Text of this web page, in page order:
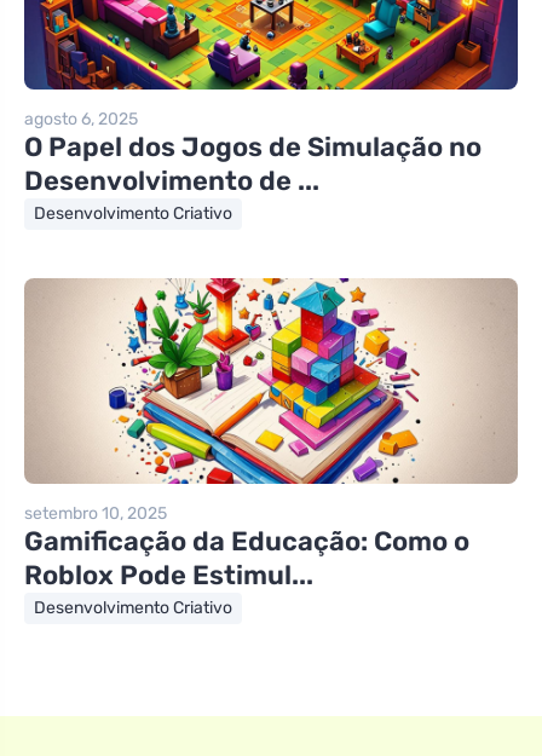
agosto 6, 2025
O Papel dos Jogos de Simulação no
Desenvolvimento de ...
Desenvolvimento Criativo
setembro 10, 2025
Gamificação da Educação: Como o
Roblox Pode Estimul...
Desenvolvimento Criativo